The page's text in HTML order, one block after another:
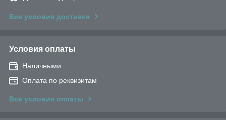
Все условия доставки
Условия оплаты
Наличными
Оплата по реквизитам
Все условия оплаты